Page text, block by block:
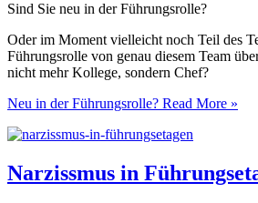
Sind Sie neu in der Führungsrolle?
Oder im Moment vielleicht noch Teil des
Führungsrolle von genau diesem Team
nicht mehr Kollege, sondern Chef?
Neu in der Führungsrolle? Read More »
Narzissmus in